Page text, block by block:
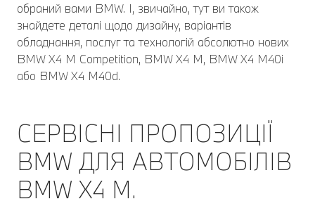
обраний вами BMW. І, звичайно, тут ви також
знайдете деталі щодо дизайну, варіантів
обладнання, послуг та технологій абсолютно нових
BMW X4 M Competition, BMW X4 M, BMW X4 M40i
або BMW X4 M40d.
СЕРВІСНІ ПРОПОЗИЦІЇ
BMW ДЛЯ АВТОМОБІЛІВ
BMW Х4 М.